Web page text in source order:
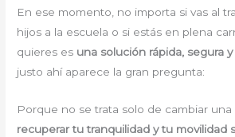
En ese momento, no importa si vas al
hijos a la escuela o si estás en plena
quieres es una solución rápida, segura
justo ahí aparece la gran pregunta:
Porque no se trata solo de cambiar
recuperar tu tranquilidad y tu movilidad